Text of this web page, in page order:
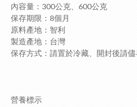
內容量：300公克、600公克
保存期限：8個月
原料產地：智利
製造產地：台灣
保存方式：請置於冷藏、開封後請
營養標示